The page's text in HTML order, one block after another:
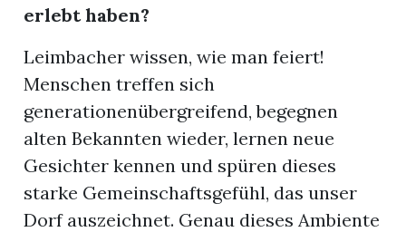
erlebt haben?
Leimbacher wissen, wie man feiert!
Menschen treffen sich
generationenübergreifend, begegnen
alten Bekannten wieder, lernen neue
Gesichter kennen und spüren dieses
starke Gemeinschaftsgefühl, das unser
Dorf auszeichnet. Genau dieses Ambiente